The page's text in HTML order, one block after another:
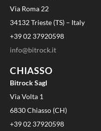
Via Roma 22
34132 Trieste (TS) – Italy
+39 02 37920598
info@bitrock.it
CHIASSO
Bitrock Sagl
Via Volta 1
6830 Chiasso (CH)
+39 02 37920598